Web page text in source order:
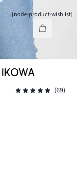
[node-product-wishlist]
(69)